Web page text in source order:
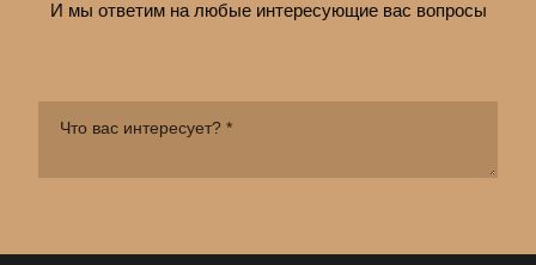
И мы ответим на любые интересующие вас вопросы